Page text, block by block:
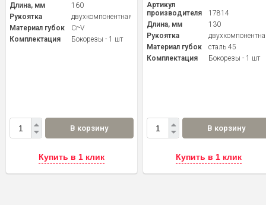
Длина, мм
160
Рукоятка
двухкомпонентная
Материал губок
Cr-V
Комплектация
Бокорезы - 1 шт
В корзину
Купить в 1 клик
Артикул
производителя
17814
Длина, мм
130
Рукоятка
Материал губок
сталь 45
Комплектация
Бокорезы - 1 шт
В корзину
Купить в 1 клик